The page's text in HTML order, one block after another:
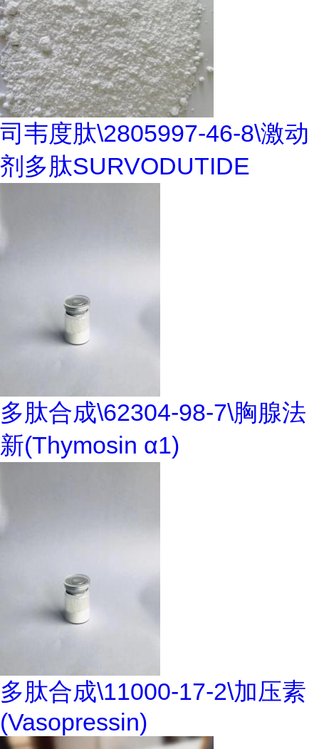
司韦度肽\2805997-46-8\激动
剂多肽SURVODUTIDE
多肽合成\62304-98-7\胸腺法
新(Thymosin α1)
多肽合成\11000-17-2\加压素
(Vasopressin)